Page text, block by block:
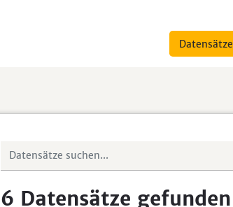
Datensätze
6 Datensätze gefunden